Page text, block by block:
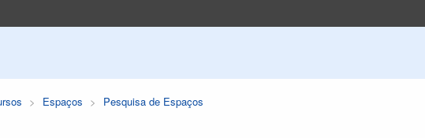
Espaços Pesquisa de Espaços